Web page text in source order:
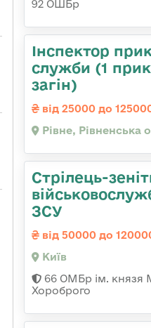
92 ОШБр
Інспектор
служби (1
загін)
від 25000 до
Рівне, Рівненська
Стрілець-
ЗСУ
від 50000 до
Київ
66 ОМБр ім. князя
Хороброго